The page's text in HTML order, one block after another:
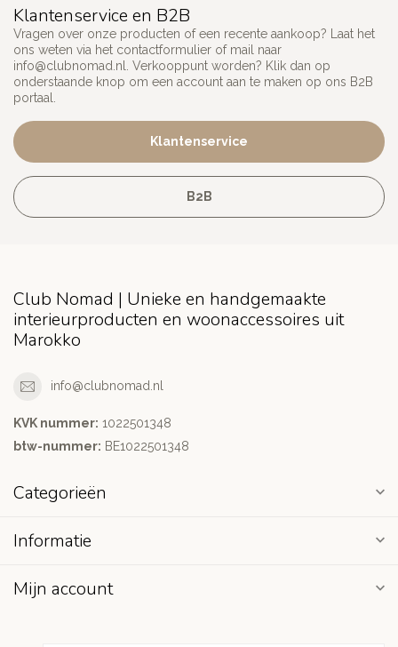
Klantenservice en B2B
Vragen over onze producten of een recente aankoop? Laat het
ons weten via het contactformulier of mail naar
info@clubnomad.nl
. Verkooppunt worden? Klik dan op
onderstaande knop om een account aan te maken op ons B2B
portaal.
Klantenservice
B2B
Club Nomad | Unieke en handgemaakte
interieurproducten en woonaccessoires uit
Marokko
info@clubnomad.nl
KVK nummer: 1022501348
btw-nummer: BE1022501348
Categorieën
Informatie
Mijn account